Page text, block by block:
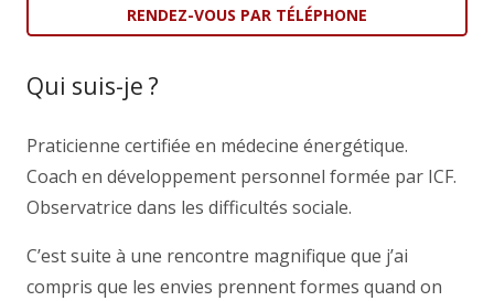
RENDEZ-VOUS PAR TÉLÉPHONE
Qui suis-je ?
Praticienne certifiée en médecine énergétique.
Coach en développement personnel formée par ICF.
Observatrice dans les difficultés sociale.
C’est suite à une rencontre magnifique que j’ai
compris que les envies prennent formes quand on